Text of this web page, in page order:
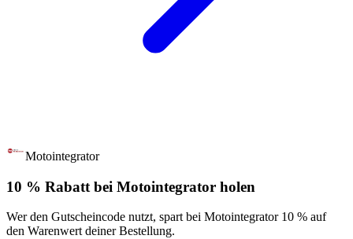
Motointegrator
10 % Rabatt bei Motointegrator holen
Wer den Gutscheincode nutzt, spart bei Motointegrator 10 % auf
den Warenwert deiner Bestellung.